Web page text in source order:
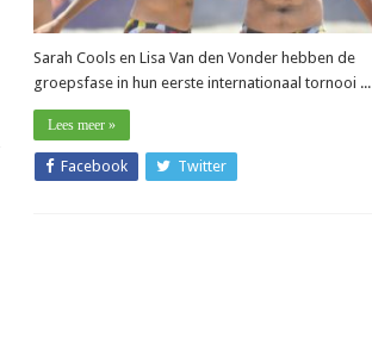
Sarah Cools en Lisa Van den Vonder hebben de
groepsfase in hun eerste internationaal tornooi ...
Lees meer »
Facebook Twitter